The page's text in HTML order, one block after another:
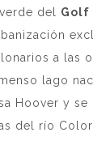
del Golf
a las
lago
Hoover y se
del río